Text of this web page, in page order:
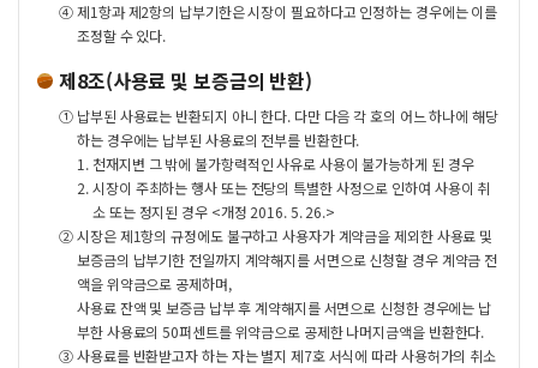
④제1항과 제2항의 납부기한은 시장이 필요하다고 인정하는 경우에는 이를
조정할 수 있다.
제8조(사용료 및 보증금의 반환)
① 납부된 사용료는 반환되지 아니 한다. 다만 다음 각 호의 어느 하나에 해당
하는 경우에는 납부된 사용료의 전부를 반환한다.
1. 천재지변 그 밖에 불가항력적인 사유로 사용이 불가능하게 된 경우
2.시장이 주최하는 행사 또는 전당의 특별한 사정으로 인하여 사용이 취
소 또는 정지된 경우 <개정 2016. 5. 26.>
②시장은 제1항의 규정에도 불구하고 사용자가 계약금을 제외한 사용료 및
보증금의 납부기한 전일까지 계약해지를 서면으로 신청할 경우 계약금 전
액을 위약금으로 공제하며,
사용료 잔액 및 보증금 납부 후 계약해지를 서면으로 신청한 경우에는 납
부한 사용료의 50퍼센트를 위약금으로 공제한 나머지금액을 반환한다.
③사용료를 반환받고자 하는 자는 별지 제7호 서식에 따라 사용허가의 취소